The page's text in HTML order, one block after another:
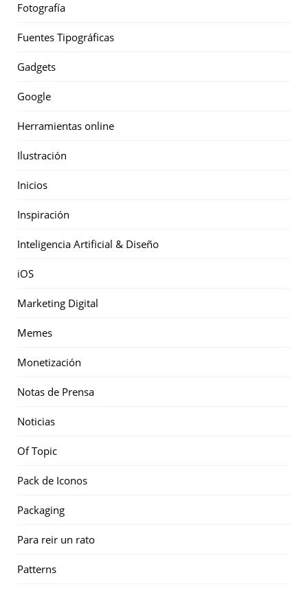
Fotografía
Fuentes Tipográficas
Gadgets
Google
Herramientas online
Ilustración
Inicios
Inspiración
Inteligencia Artificial & Diseño
iOS
Marketing Digital
Memes
Monetización
Notas de Prensa
Noticias
Of Topic
Pack de Iconos
Packaging
Para reir un rato
Patterns